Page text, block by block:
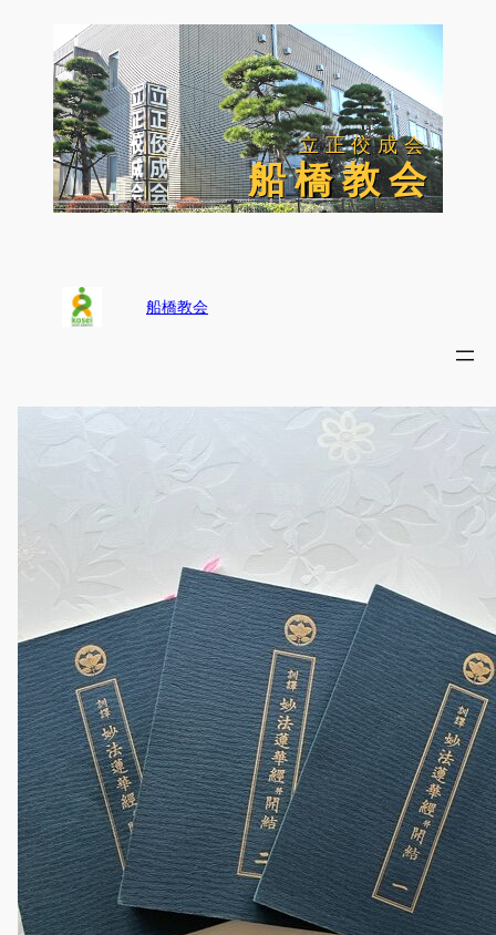
立正佼成会
立正佼成会
船 橋 教 会
船 橋 教 会
船橋教会